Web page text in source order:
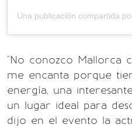
"No conozco Mallorca
me encanta porque
energía, una
un lugar ideal para
dijo en el evento la